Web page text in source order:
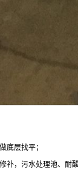
底层找平；
补，污水处理池、耐